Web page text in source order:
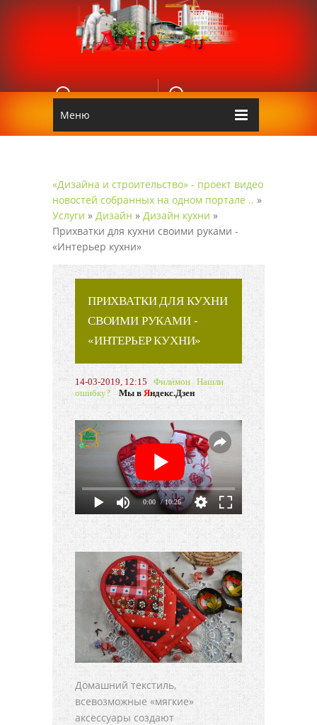
КОНТАКТЫ
E-MAIL
Меню
«Дизайна и строительство» - проект видео
новостей собранных на одном портале .. »
Услуги » Дизайн » Дизайн кухни »
Прихватки для кухни своими руками -
«Интерьер кухни»
ПРИХВАТКИ ДЛЯ КУХНИ
СВОИМИ РУКАМИ -
«ИНТЕРЬЕР КУХНИ»
14-03-2019, 12:15 Филимон Нашли
ошибку?
Мы вЯндекс.Дзен
0:00 / 10:26
Домашний текстиль,
всевозможные «мягкие»
аксессуары создают